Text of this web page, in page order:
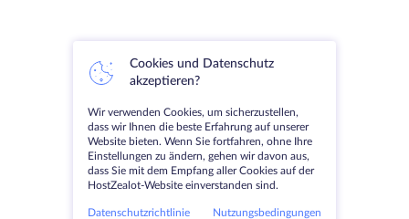
Cookies und Datenschutz
akzeptieren?
Wir verwenden Cookies, um sicherzustellen,
dass wir Ihnen die beste Erfahrung auf unserer
Website bieten. Wenn Sie fortfahren, ohne Ihre
Einstellungen zu ändern, gehen wir davon aus,
dass Sie mit dem Empfang aller Cookies auf der
HostZealot-Website einverstanden sind.
Datenschutzrichtlinie Nutzungsbedingungen